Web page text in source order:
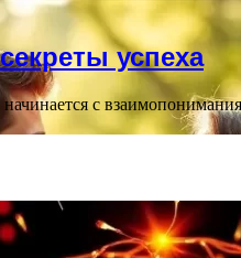
успеха
с